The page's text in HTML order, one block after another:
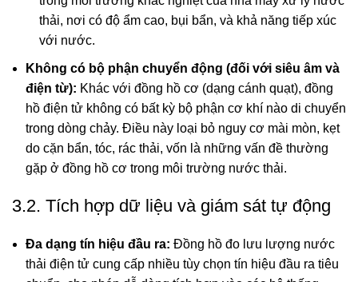
thải, nơi có độ ẩm cao, bụi bẩn, và khả năng tiếp xúc
với nước.
Không có bộ phận chuyển động (đối với siêu âm và
điện từ): Khác với đồng hồ cơ (dạng cánh quạt), đồng
hồ điện tử không có bất kỳ bộ phận cơ khí nào di chuyển
trong dòng chảy. Điều này loại bỏ nguy cơ mài mòn, kẹt
do cặn bẩn, tóc, rác thải, vốn là những vấn đề thường
gặp ở đồng hồ cơ trong môi trường nước thải.
3.2. Tích hợp dữ liệu và giám sát tự động
Đa dạng tín hiệu đầu ra: Đồng hồ đo lưu lượng nước
thải điện tử cung cấp nhiều tùy chọn tín hiệu đầu ra tiêu